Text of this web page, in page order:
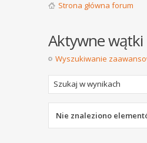
Strona główna forum
Aktywne wątki
Wyszukiwanie
Nie znaleziono